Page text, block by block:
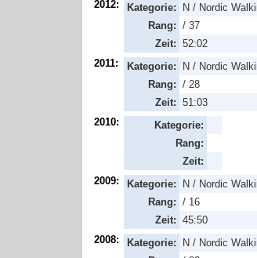
2012:
Kategorie:
N / Nordic
Rang: / 37
Zeit: 52:02
2011:
Kategorie:
N / Nordic
Rang: / 28
Zeit: 51:03
2010:
Kategorie:
Rang:
Zeit:
2009:
Kategorie:
N / Nordic
Rang: / 16
Zeit: 45:50
2008:
Kategorie:
N / Nordic